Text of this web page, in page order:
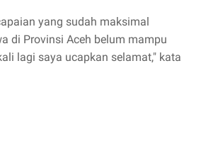
yang sudah maksimal
di Provinsi Aceh belum mampu
lagi saya ucapkan selamat," kata